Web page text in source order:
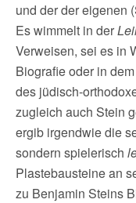
und der der eigenen
Es wimmelt in der
Verweisen, sei es in
Biografie oder in
des jüdisch-
zugleich auch Stein
ergib irgendwie die
sondern spielerisch
Plastebausteine an
zu Benjamin Steins